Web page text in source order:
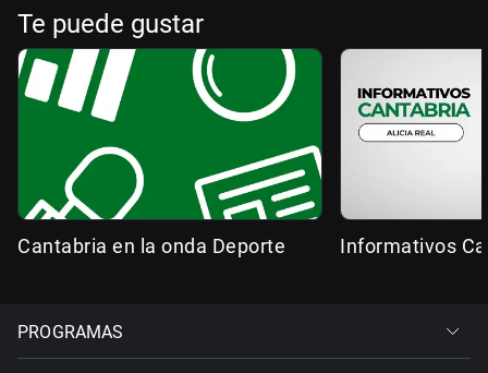
Te puede gustar
Cantabria en la onda Deporte Informativos
PROGRAMAS